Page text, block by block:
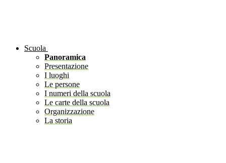
Scuola
Panoramica
Presentazione
I luoghi
Le persone
I numeri della scuola
Le carte della scuola
Organizzazione
La storia